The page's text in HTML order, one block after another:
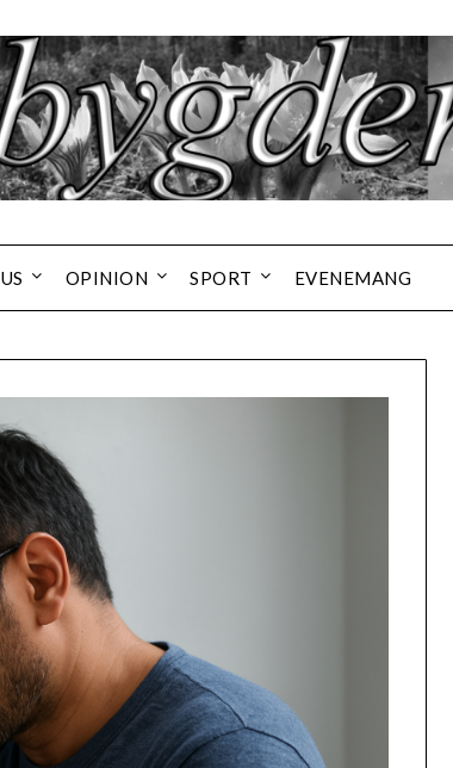
OPINION SPORT EVENEMANG